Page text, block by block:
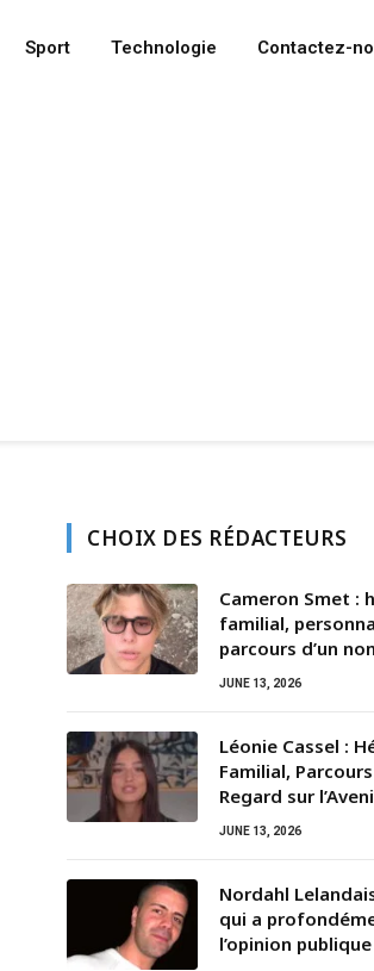
Sport Technologie Contactez-
CHOIX DES RÉDACTEURS
Cameron Smet :
familial,
parcours d’un
JUNE 13, 2026
Léonie Cassel :
Familial,
Regard sur
JUNE 13, 2026
Nordahl
qui a
l’opinion